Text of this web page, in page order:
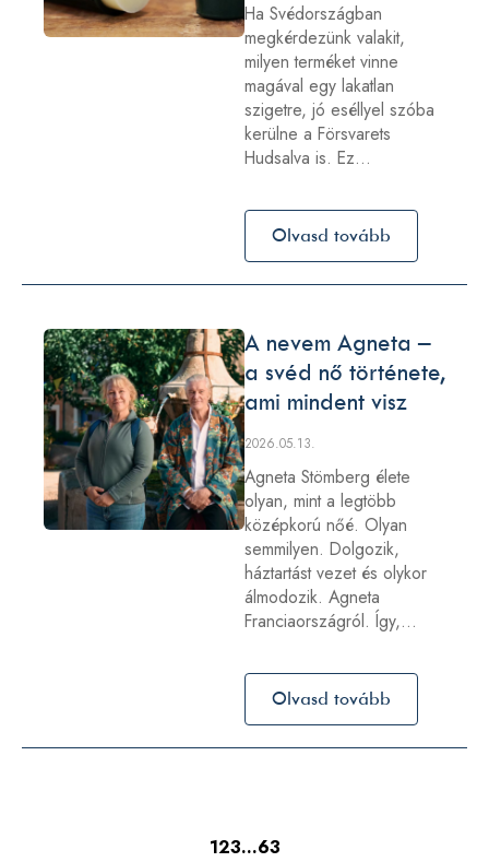
Ha Svédországban
megkérdezünk valakit,
milyen terméket vinne
magával egy lakatlan
szigetre, jó eséllyel szóba
kerülne a Försvarets
Hudsalva is. Ez…
Olvasd tovább
A nevem Agneta –
a svéd nő története,
ami mindent visz
2026.05.13.
Agneta Stömberg élete
olyan, mint a legtöbb
középkorú nőé. Olyan
semmilyen. Dolgozik,
háztartást vezet és olykor
álmodozik. Agneta
Franciaországról. Így,…
Olvasd tovább
123…63